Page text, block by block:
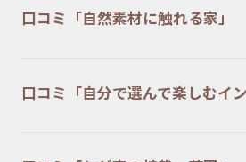
口コミ「自然素材に触れる家」
口コミ「自分で選んで楽しむイン